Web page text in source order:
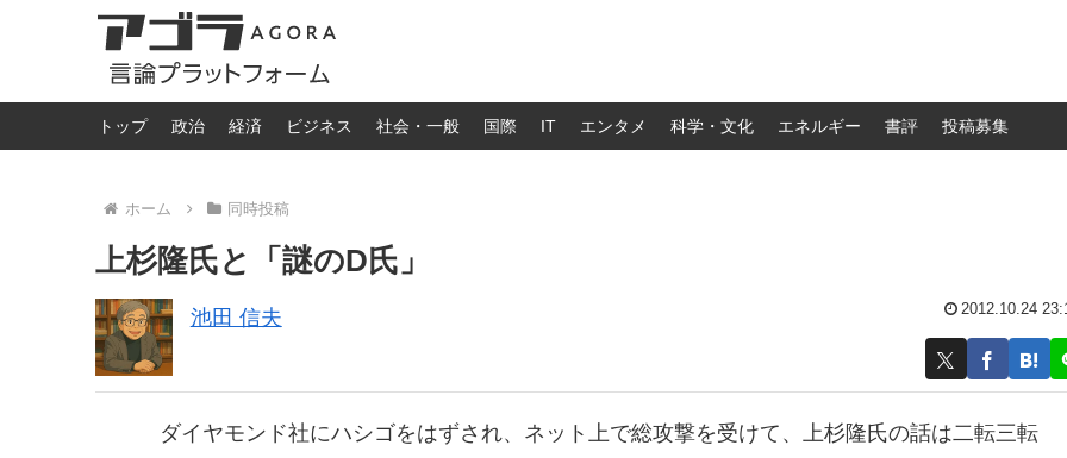
トップ 政治 経済 ビジネス 社会・一般 国際 IT エンタメ 科学・文化 エネルギー 書評 投稿募集
ホーム 同時投稿
上杉隆氏と「謎のD氏」
池田 信夫 2012.10.24
ダイヤモンド社にハシゴをはずされ、ネット上で総攻撃を受けて、上杉隆氏の話は二転三転